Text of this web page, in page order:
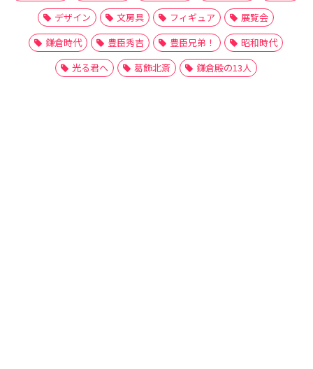
デザイン
文房具 フィギュア
展覧会
鎌倉時代
豊臣秀吉 豊臣兄弟！
昭和時代
光る君へ
葛飾北斎 鎌倉殿の13人